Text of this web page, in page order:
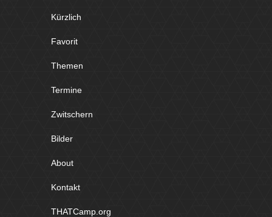
Kürzlich
Favorit
Themen
Termine
Zwitschern
Bilder
About
Kontakt
THATCamp.org